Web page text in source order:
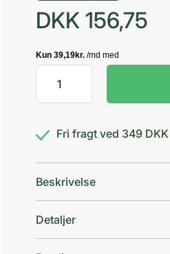
DKK 156,75
Armslynge
antal
Fri fragt ved 349
Beskrivelse
Detaljer